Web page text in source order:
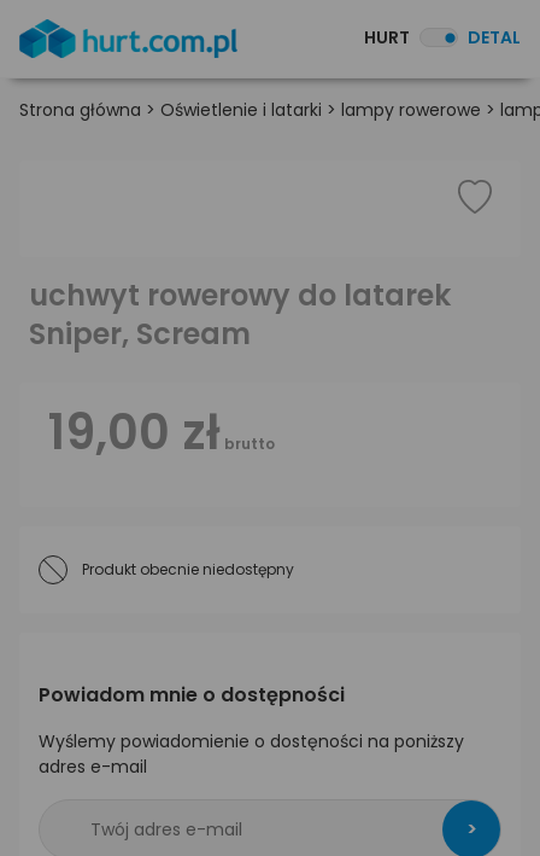
HURT DETAL
Strona główna > Oświetlenie i latarki > lampy rowerowe >
uchwyt rowerowy do latarek
Sniper, Scream
19,00 zł brutto
Produkt obecnie niedostępny
Powiadom mnie o dostępności
Wyślemy powiadomienie o dostęności na poniższy
adres e-mail
>